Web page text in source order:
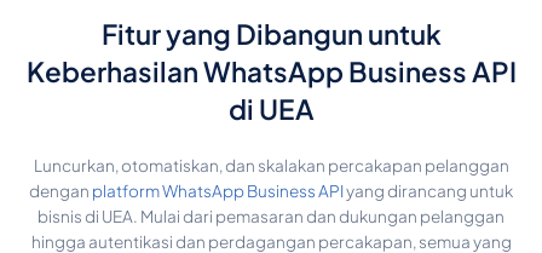
Fitur yang Dibangun untuk
Keberhasilan WhatsApp Business API
di UEA
Luncurkan, otomatiskan, dan skalakan percakapan pelanggan
dengan platform WhatsApp Business APIyang dirancang untuk
bisnis di UEA. Mulai dari pemasaran dan dukungan pelanggan
hingga autentikasi dan perdagangan percakapan, semua yang